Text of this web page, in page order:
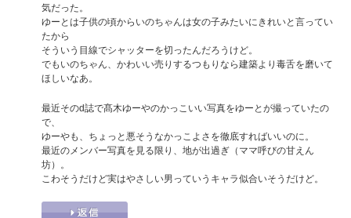
気だった。
ゆーとは子供の頃からいのちゃんは女の子みたいにきれいと言ってい
たから
そういう目線でシャッターを切ったんだろうけど。
でもいのちゃん、かわいい売りするつもりなら建築より毒舌を磨いて
ほしいなあ。
最近そのd誌で髙木ゆーやのかっこいい写真をゆーとが撮っていたの
で、
ゆーやも、ちょっと悪そうなかっこよさを徹底すればいいのに。
最近のメンバー写真を見る限り、地が出過ぎ（ママ呼びの甘えん
坊）。
こわそうだけど実はやさしい男っていうキャラ似合いそうだけど。